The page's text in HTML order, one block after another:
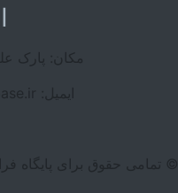
مکان: پارک
ایمیل: info@metadatabase.ir
© تمامی حقوق برای پایگاه